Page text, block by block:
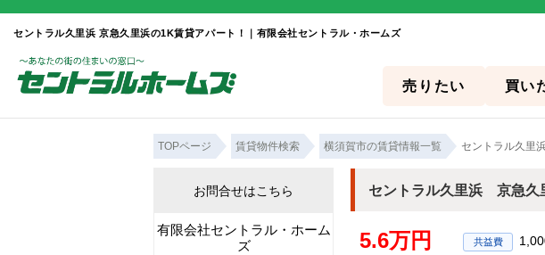
セントラル久里浜 京急久里浜の1K賃貸アパート！｜有限会社セントラル・ホームズ
売りたい 買い
TOPページ 賃貸物件検索 横須賀市の賃貸情報一覧 セントラル久里
セントラル久里浜 京急
5.6万円
お問合せはこちら
有限会社セントラル・ホーム
ズ